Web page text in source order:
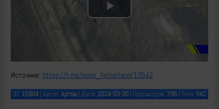
Play
Источник: https://t.me/sons_fatherland/13542
ID: 15904 | Автор: Артем | Дата: 2024-03-30 | Просмотров: 795 | Теги: УАС